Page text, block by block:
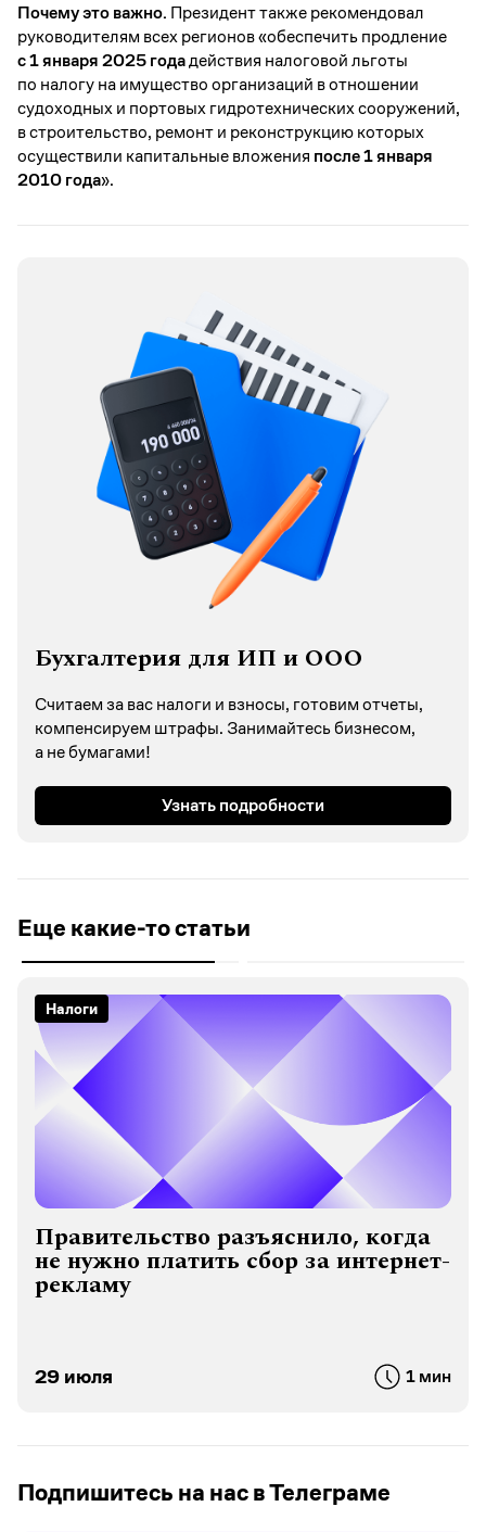
Почему это важно. Президент также рекомендовал
руководителям всех регионов «обеспечить продление
с 1 января 2025 годадействия налоговой льготы
по налогу на имущество организаций в отношении
судоходных и портовых гидротехнических сооружений,
в строительство, ремонт и реконструкцию которых
осуществили капитальные вложения после 1 января
2010 года».
Бухгалтерия для ИП и ООО
Считаем за вас налоги и взносы, готовим отчеты,
компенсируем штрафы. Занимайтесь бизнесом,
а не бумагами!
Узнать подробности
Еще какие-то статьи
Налоги
Правительство разъяснило, когда
не нужно платить сбор за интернет-
рекламу
29 июля 1 мин
Подпишитесь на нас в Телеграме